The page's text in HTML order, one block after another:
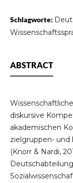
Schlagworte:
ABSTRACT
diskursive
akademischen
zielgruppen-
(Knorr & Nardi,